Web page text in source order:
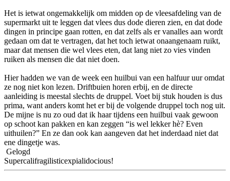
Het is ietwat ongemakkelijk om midden op de vleesafdeling van de
supermarkt uit te leggen dat vlees dus dode dieren zien, en dat dode
dingen in principe gaan rotten, en dat zelfs als er vanalles aan wordt
gedaan om dat te vertragen, dat het toch ietwat onaangenaam ruikt,
maar dat mensen die wel vlees eten, dat lang niet zo vies vinden
ruiken als mensen die dat niet doen.
Hier hadden we van de week een huilbui van een halfuur uur omdat
ze nog niet kon lezen. Driftbuien horen erbij, en de directe
aanleiding is meestal slechts de druppel. Voet bij stuk houden is dus
prima, want anders komt het er bij de volgende druppel toch nog uit.
De mijne is nu zo oud dat ik haar tijdens een huilbui vaak gewoon
op schoot kan pakken en kan zeggen “is wel lekker hè? Even
uithuilen?” En ze dan ook kan aangeven dat het inderdaad niet dat
ene dingetje was.
Gelogd
Supercalifragilisticexpialidocious!